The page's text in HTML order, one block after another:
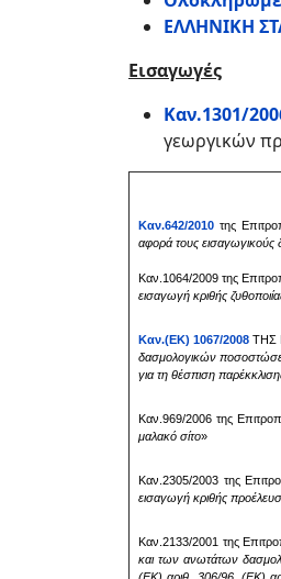
ΕΛΛΗΝΙΚΗ
Εισαγωγές
Καν.1301/
γεωργικών
Καν.642/2010 της
αφορά τους
Καν.1064/2009 της
εισαγωγή κριθής
Καν.(ΕΚ) 1067/2008 ΤΗΣ
δασμολογικών
για τη θέσπιση
Καν.969/2006 της
μαλακό σίτο»
Καν.2305/2003 της
εισαγωγή κριθής
Καν.2133/2001 της
και των ανωτάτων